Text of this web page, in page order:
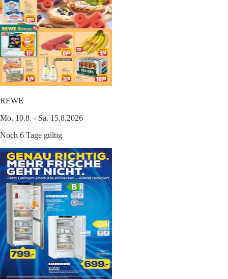
REWE
Mo. 10.8. - Sa. 15.8.2026
Noch 6 Tage gültig